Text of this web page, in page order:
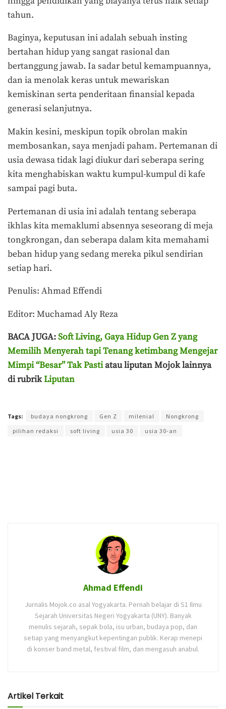
tahun.
Baginya, keputusan ini adalah sebuah insting
bertahan hidup yang sangat rasional dan
bertanggung jawab. Ia sadar betul kemampuannya,
dan ia menolak keras untuk mewariskan
kemiskinan serta penderitaan finansial kepada
generasi selanjutnya.
Makin kesini, meskipun topik obrolan makin
membosankan, saya menjadi paham. Pertemanan di
usia dewasa tidak lagi diukur dari seberapa sering
kita menghabiskan waktu kumpul-kumpul di kafe
sampai pagi buta.
Pertemanan di usia ini adalah tentang seberapa
ikhlas kita memaklumi absennya seseorang di meja
tongkrongan, dan seberapa dalam kita memahami
beban hidup yang sedang mereka pikul sendirian
setiap hari.
Penulis: Ahmad Effendi
Editor: Muchamad Aly Reza
BACA JUGA:Soft Living, Gaya Hidup Gen Z yang
Memilih Menyerah tapi Tenang ketimbang Mengejar
Mimpi “Besar” Tak Pastiatau liputan Mojok lainnya
di rubrikLiputan
Tags: budaya nongkrong Gen Z milenial
Nongkrong
pilihan redaksi
soft living usia 30 usia 30-an
Ahmad Effendi
Jurnalis Mojok.co asal Yogyakarta. Pernah belajar di S1 Ilmu
Sejarah Universitas Negeri Yogyakarta (UNY). Banyak
menulis sejarah, sepak bola, isu urban, budaya pop, dan
setiap yang menyangkut kepentingan publik. Kerap menepi
di konser band metal, festival film, dan mengasuh anabul.
Artikel Terkait